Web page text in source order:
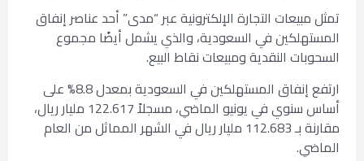
تمثل مبيعات التجارة الإلكترونية عبر “مدى” أحد عناصر إنفاق
المستهلكين في السعودية، والذي يشمل أيضًا مجموع
السحوبات النقدية ومبيعات نقاط البيع.
ارتفع إنفاق المستهلكين في السعودية بمعدل 8.8% على
أساس سنوي في يونيو الماضي، مسجلاً 122.617 مليار ريال،
مقارنة بـ 112.683 مليار ريال في الشهر المماثل من العام
الماضي.